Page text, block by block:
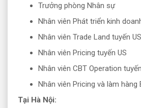
Trưởng phòng Nhân sự
Nhân viên Phát triển kinh
Nhân viên Trade Land tuyến US
Nhân viên Pricing tuyến US
Nhân viên CBT Operation
Nhân viên Pricing và làm hàng
Tại Hà Nội: